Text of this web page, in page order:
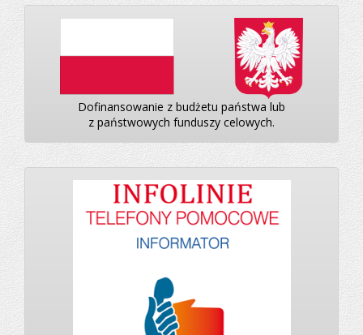
Dofinansowanie z budżetu państwa lub
z państwowych funduszy celowych.